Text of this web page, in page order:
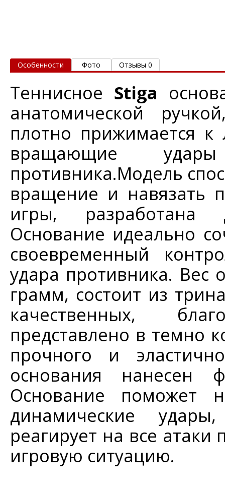
Особенности Фото Отзывы 0
Теннисное Stiga
анатомической
плотно прижимается к
вращающие
противника.Модель
вращение и навязать
игры, разработана
Основание идеально
своевременный
удара противника. Вес
грамм, состоит из
качественных,
представлено в темно
прочного и
основания нанесен
Основание поможет
динамические
реагирует на все
игровую ситуацию.